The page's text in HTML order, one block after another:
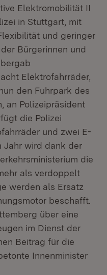
Elektromobilität II
in Stuttgart, mit
und geringer
Bürgerinnen und
Elektrofahrräder,
den Fuhrpark des
an Polizeipräsident
die Polizei
und zwei E-
Jahr wird dank der
die
als verdoppelt
werden als Ersatz
beschafft.
über eine
im Dienst der
Beitrag für die
Innenminister